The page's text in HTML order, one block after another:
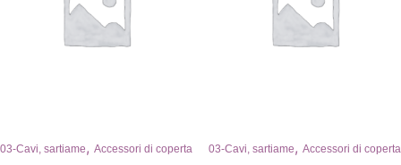
03-Cavi, sartiame, Accessori di coperta 03-Cavi, sartiame, Accessori di coperta